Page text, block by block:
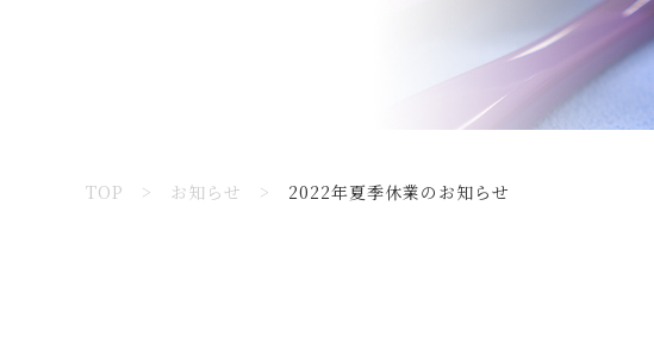
TOP > お知らせ > 2022年夏季休業のお知らせ